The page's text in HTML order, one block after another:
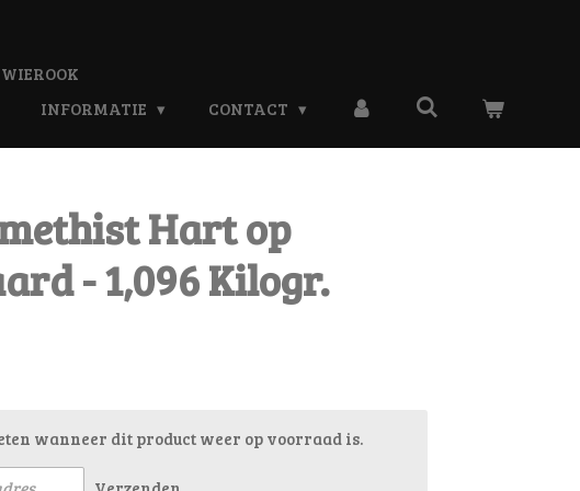
WIEROOK
INFORMATIE CONTACT
Hart op
- 1,096 Kilogr.
wanneer dit product weer op voorraad is.